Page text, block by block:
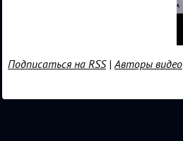
Подписаться на RSS|Авторы видео